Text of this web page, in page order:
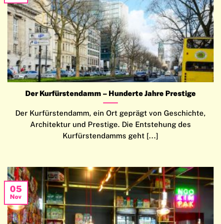
Der Kurfürstendamm – Hunderte Jahre Prestige
Der Kurfürstendamm, ein Ort geprägt von Geschichte,
Architektur und Prestige. Die Entstehung des
Kurfürstendamms geht [...]
05
Nov